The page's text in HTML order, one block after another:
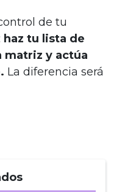
de tu
haz tu lista de
matriz y actúa
La diferencia será